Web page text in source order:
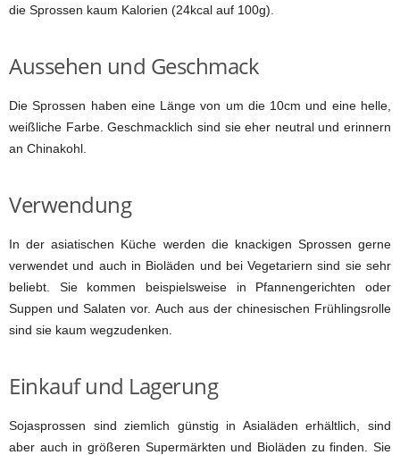
die Sprossen kaum Kalorien (24kcal auf 100g).
Aussehen und Geschmack
Die Sprossen haben eine Länge von um die 10cm und eine helle,
weißliche Farbe. Geschmacklich sind sie eher neutral und erinnern
an Chinakohl.
Verwendung
In der asiatischen Küche werden die knackigen Sprossen gerne
verwendet und auch in Bioläden und bei Vegetariern sind sie sehr
beliebt. Sie kommen beispielsweise in Pfannengerichten oder
Suppen und Salaten vor. Auch aus der chinesischen Frühlingsrolle
sind sie kaum wegzudenken.
Einkauf und Lagerung
Sojasprossen sind ziemlich günstig in Asialäden erhältlich, sind
aber auch in größeren Supermärkten und Bioläden zu finden. Sie